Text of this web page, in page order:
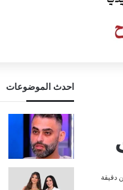
دقيقة
احدث الموضوعات